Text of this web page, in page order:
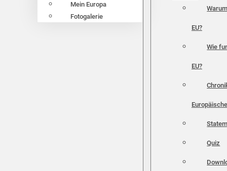
Mein Europa
Fotogalerie
EU?
Wie
EU?
Quiz